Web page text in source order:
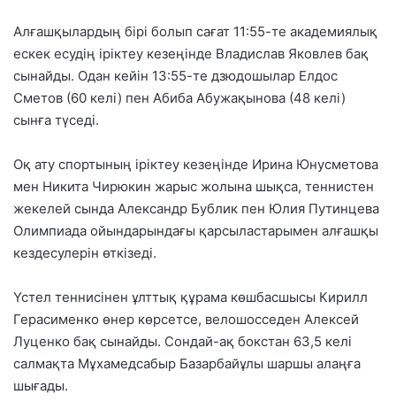
Алғашқылардың бірі болып сағат 11:55-те академиялық
ескек есудің іріктеу кезеңінде Владислав Яковлев бақ
сынайды. Одан кейін 13:55-те дзюдошылар Елдос
Сметов (60 келі) пен Абиба Абужақынова (48 келі)
сынға түседі.
Оқ ату спортының іріктеу кезеңінде Ирина Юнусметова
мен Никита Чирюкин жарыс жолына шықса, теннистен
жекелей сында Александр Бублик пен Юлия Путинцева
Олимпиада ойындарындағы қарсыластарымен алғашқы
кездесулерін өткізеді.
Үстел теннисінен ұлттық құрама көшбасшысы Кирилл
Герасименко өнер көрсетсе, велошосседен Алексей
Луценко бақ сынайды. Сондай-ақ бокстан 63,5 келі
салмақта Мұхамедсабыр Базарбайұлы шаршы алаңға
шығады.